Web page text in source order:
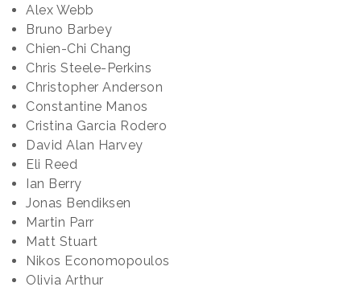
Alex Webb
Bruno Barbey
Chien-Chi Chang
Chris Steele-Perkins
Christopher Anderson
Constantine Manos
Cristina Garcia Rodero
David Alan Harvey
Eli Reed
Ian Berry
Jonas Bendiksen
Martin Parr
Matt Stuart
Nikos Economopoulos
Olivia Arthur